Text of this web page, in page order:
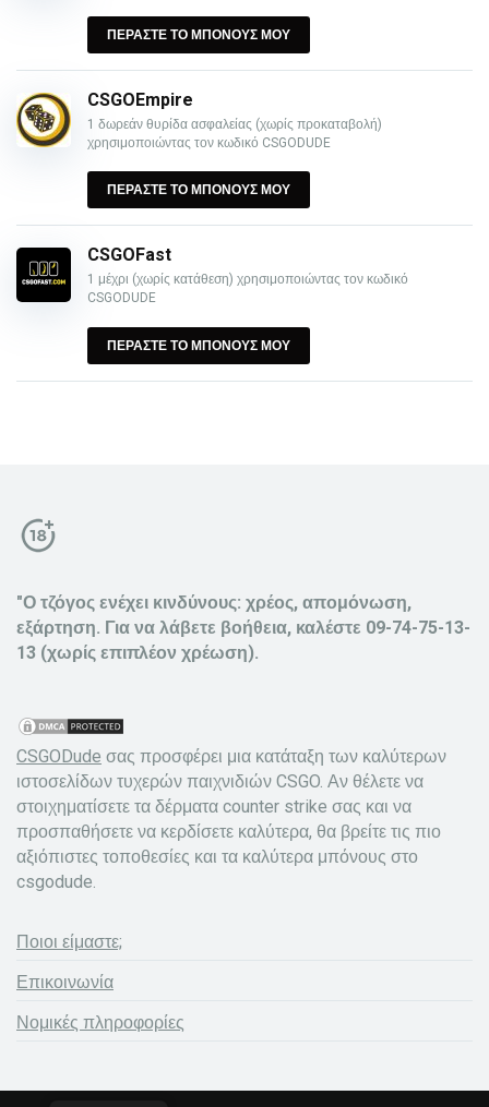
ΠΕΡΑΣΤΕ ΤΟ ΜΠΟΝΟΥΣ ΜΟΥ
CSGOEmpire
1 δωρεάν θυρίδα ασφαλείας (χωρίς προκαταβολή)
χρησιμοποιώντας τον κωδικό CSGODUDE
ΠΕΡΑΣΤΕ ΤΟ ΜΠΟΝΟΥΣ ΜΟΥ
CSGOFast
1 μέχρι (χωρίς κατάθεση) χρησιμοποιώντας τον κωδικό
CSGODUDE
ΠΕΡΑΣΤΕ ΤΟ ΜΠΟΝΟΥΣ ΜΟΥ
"Ο τζόγος ενέχει κινδύνους: χρέος, απομόνωση,
εξάρτηση. Για να λάβετε βοήθεια, καλέστε 09-74-75-13-
13 (χωρίς επιπλέον χρέωση).
CSGODude σας προσφέρει μια κατάταξη των καλύτερων
ιστοσελίδων τυχερών παιχνιδιών CSGO. Αν θέλετε να
στοιχηματίσετε τα δέρματα counter strike σας και να
προσπαθήσετε να κερδίσετε καλύτερα, θα βρείτε τις πιο
αξιόπιστες τοποθεσίες και τα καλύτερα μπόνους στο
csgodude.
Ποιοι είμαστε;
Επικοινωνία
Νομικές πληροφορίες